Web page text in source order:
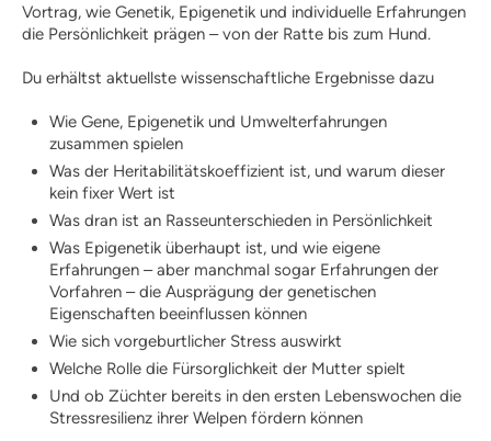
Videos: Online-Diskussionsrunden
Service
Wissenswertes
Training | Erziehung
Messen
Informationsmaterial
Literaturempfehlungen
Welpen
Junghund / Pubertät
Training / Ausbildung /
Erziehung / Basics
Problemtraining
Schulhund
Beschäftigung / Auslastung /
Vortrag, wie Genetik, Epigenetik und individuelle Erfahrungen
die Persönlichkeit prägen – von der Ratte bis zum Hund.
Du erhältst aktuellste wissenschaftliche Ergebnisse dazu
Wie Gene, Epigenetik und Umwelterfahrungen
zusammen spielen
Was der Heritabilitätskoeffizient ist, und warum dieser
kein fixer Wert ist
Was dran ist an Rasseunterschieden in Persönlichkeit
Was Epigenetik überhaupt ist, und wie eigene
Erfahrungen – aber manchmal sogar Erfahrungen der
Vorfahren – die Ausprägung der genetischen
Eigenschaften beeinflussen können
Wie sich vorgeburtlicher Stress auswirkt
Welche Rolle die Fürsorglichkeit der Mutter spielt
Und ob Züchter bereits in den ersten Lebenswochen die
Stressresilienz ihrer Welpen fördern können